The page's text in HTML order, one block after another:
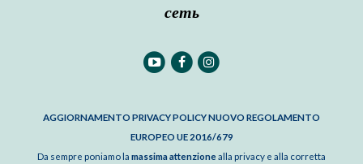
сеть
AGGIORNAMENTO PRIVACY POLICY NUOVO REGOLAMENTO
EUROPEO UE 2016/679
Da sempre poniamo la massima attenzionealla privacy e alla corretta